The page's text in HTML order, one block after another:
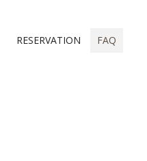
RESERVATION FAQ